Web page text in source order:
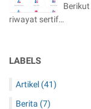
riwayat sertif…
LABELS
Artikel (41)
Berita (7)